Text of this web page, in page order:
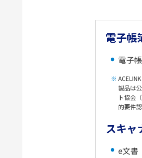
電子帳
電子
製品は
ト協会
的要件
スキャ
e文書